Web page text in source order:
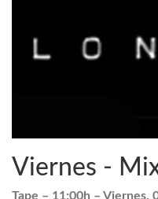
Viernes -
Tape – 11:00h – Viernes,